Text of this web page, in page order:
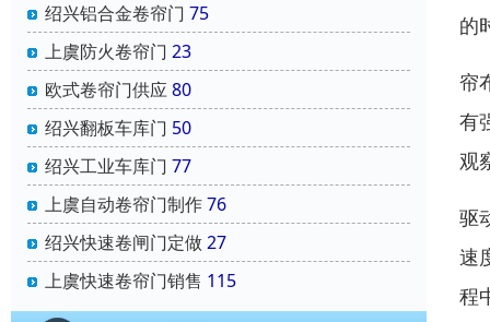
绍兴铝合金卷帘门 75
上虞防火卷帘门 23
欧式卷帘门供应80
绍兴翻板车库门 50
绍兴工业车库门 77
上虞自动卷帘门制作76
绍兴快速卷闸门定做27
上虞快速卷帘门销售 115
的
帘
有
观
驱
速
程